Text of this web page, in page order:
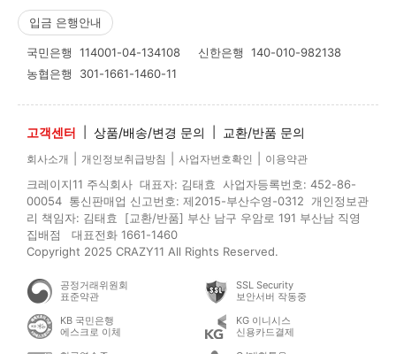
입금 은행안내
국민은행 114001-04-134108 신한은행 140-010-982138
농협은행 301-1661-1460-11
고객센터 상품/배송/변경 문의 교환/반품 문의
회사소개 개인정보취급방침 사업자번호확인 이용약관
크레이지11 주식회사 대표자: 김태효 사업자등록번호: 452-86-
00054 통신판매업 신고번호: 제2015-부산수영-0312 개인정보관
리 책임자: 김태효 [교환/반품] 부산 남구 우암로 191 부산남 직영
집배점 대표전화 1661-1460
Copyright 2025 CRAZY11 All Rights Reserved.
공정거래위원회
표준약관
SSL Security
보안서버 작동중
KB 국민은행
에스크로 이체
KG 이니시스
신용카드결제